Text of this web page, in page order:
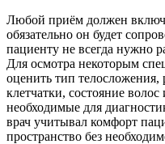
Любой приём должен
обязательно он будет
пациенту не всегда нужно
Для осмотра некоторым
оценить тип
клетчатки, состояние
необходимые для
врач учитывал комфорт
пространство без